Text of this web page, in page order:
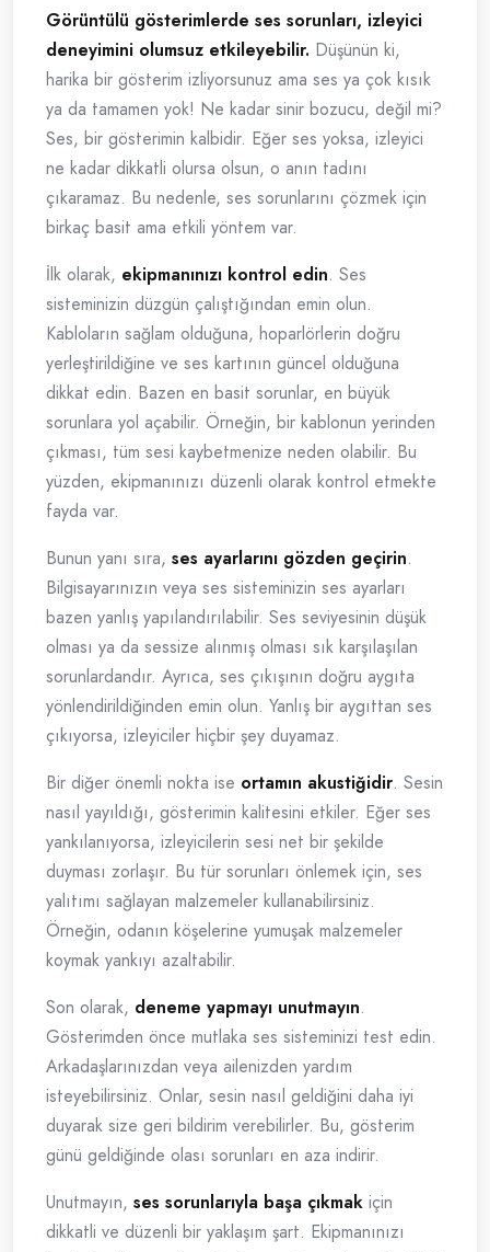
Görüntülü gösterimlerde ses sorunları, izleyici
deneyimini olumsuz etkileyebilir. Düşünün ki,
harika bir gösterim izliyorsunuz ama ses ya çok kısık
ya da tamamen yok! Ne kadar sinir bozucu, değil mi?
Ses, bir gösterimin kalbidir. Eğer ses yoksa, izleyici
ne kadar dikkatli olursa olsun, o anın tadını
çıkaramaz. Bu nedenle, ses sorunlarını çözmek için
birkaç basit ama etkili yöntem var.
İlk olarak, ekipmanınızı kontrol edin. Ses
sisteminizin düzgün çalıştığından emin olun.
Kabloların sağlam olduğuna, hoparlörlerin doğru
yerleştirildiğine ve ses kartının güncel olduğuna
dikkat edin. Bazen en basit sorunlar, en büyük
sorunlara yol açabilir. Örneğin, bir kablonun yerinden
çıkması, tüm sesi kaybetmenize neden olabilir. Bu
yüzden, ekipmanınızı düzenli olarak kontrol etmekte
fayda var.
Bunun yanı sıra, ses ayarlarını gözden geçirin.
Bilgisayarınızın veya ses sisteminizin ses ayarları
bazen yanlış yapılandırılabilir. Ses seviyesinin düşük
olması ya da sessize alınmış olması sık karşılaşılan
sorunlardandır. Ayrıca, ses çıkışının doğru aygıta
yönlendirildiğinden emin olun. Yanlış bir aygıttan ses
çıkıyorsa, izleyiciler hiçbir şey duyamaz.
Bir diğer önemli nokta ise ortamın akustiğidir. Sesin
nasıl yayıldığı, gösterimin kalitesini etkiler. Eğer ses
yankılanıyorsa, izleyicilerin sesi net bir şekilde
duyması zorlaşır. Bu tür sorunları önlemek için, ses
yalıtımı sağlayan malzemeler kullanabilirsiniz.
Örneğin, odanın köşelerine yumuşak malzemeler
koymak yankıyı azaltabilir.
Son olarak, deneme yapmayı unutmayın.
Gösterimden önce mutlaka ses sisteminizi test edin.
Arkadaşlarınızdan veya ailenizden yardım
isteyebilirsiniz. Onlar, sesin nasıl geldiğini daha iyi
duyarak size geri bildirim verebilirler. Bu, gösterim
günü geldiğinde olası sorunları en aza indirir.
Unutmayın, ses sorunlarıyla başa çıkmak için
dikkatli ve düzenli bir yaklaşım şart. Ekipmanınızı